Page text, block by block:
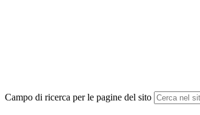
Campo di ricerca per le pagine del sito